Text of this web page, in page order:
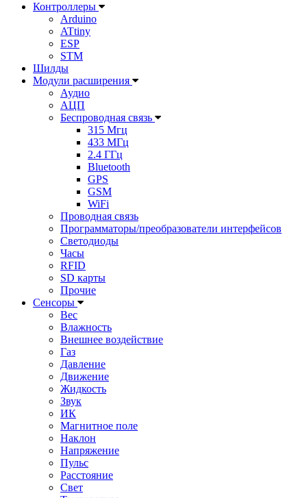
Контроллеры
Arduino
ATtiny
ESP
STM
Шилды
Модули расширения
Аудио
АЦП
Беспроводная связь
315 Мгц
433 МГц
2.4 ГГц
Bluetooth
GPS
GSM
WiFi
Проводная связь
Программаторы/преобразователи интерфейсов
Светодиоды
Часы
RFID
SD карты
Прочие
Сенсоры
Вес
Влажность
Внешнее воздействие
Газ
Давление
Движение
Жидкость
Звук
ИК
Магнитное поле
Наклон
Напряжение
Пульс
Расстояние
Свет